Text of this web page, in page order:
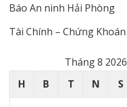
Báo An ninh Hải Phòng
Tài Chính – Chứng Khoán
Tháng 8 2026
H
B T N S